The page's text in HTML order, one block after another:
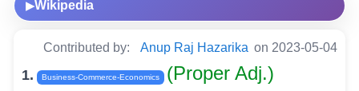
▶Wikipedia
Contributed by: Anup Raj Hazarika on 2023-05-04
1. Business-Commerce-Economics
(Proper Adj.)